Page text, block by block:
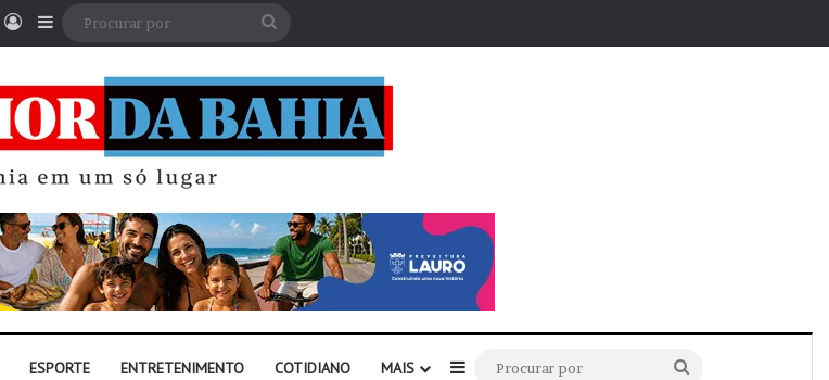
EntrarBarra Lateral
ESPORTE ENTRETENIMENTO COTIDIANO MAIS Barra Lateral